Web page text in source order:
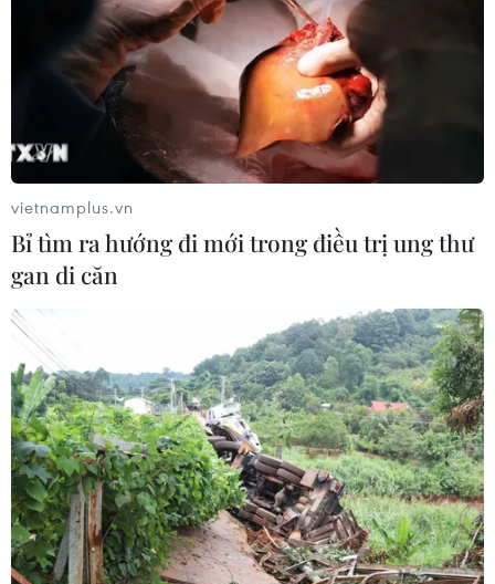
vietnamplus.vn
Bỉ tìm ra hướng đi mới trong điều trị ung thư
gan di căn